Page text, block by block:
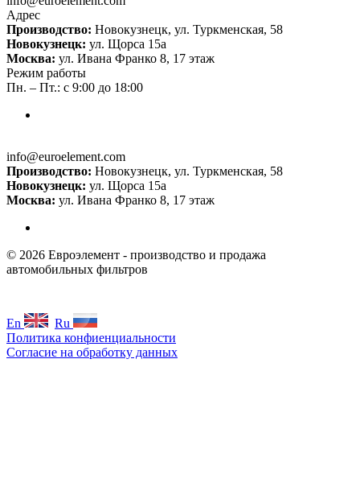
Адрес
Производство: Новокузнецк, ул. Туркменская, 58
Новокузнецк: ул. Щорса 15а
Москва: ул. Ивана Франко 8, 17 этаж
Режим работы
Пн. – Пт.: с 9:00 до 18:00
info@euroelement.com
Производство: Новокузнецк, ул. Туркменская, 58
Новокузнецк: ул. Щорса 15а
Москва: ул. Ивана Франко 8, 17 этаж
© 2026 Евроэлемент - производство и продажа
автомобильных фильтров
En
Ru
Политика конфиенциальности
Согласие на обработку данных